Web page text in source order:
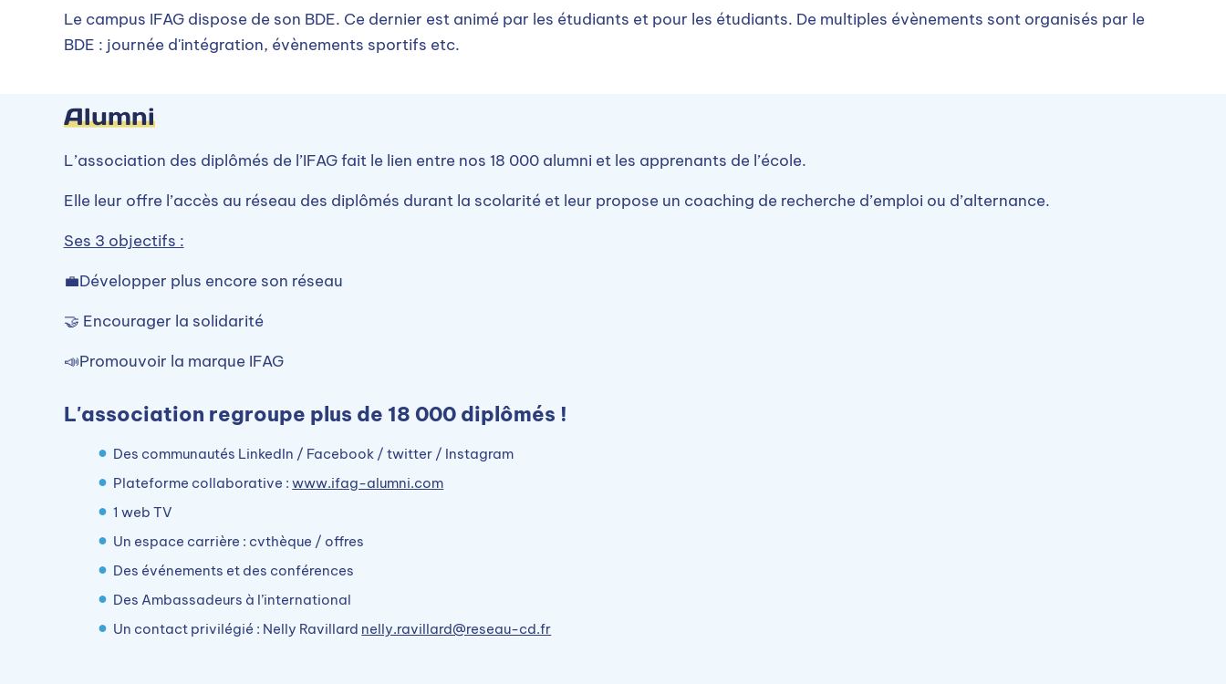
Le campus IFAG dispose de son BDE. Ce dernier est animé par les étudiants et pour les étudiants. De multiples évènements sont organisés par le
BDE : journée d'intégration, évènements sportifs etc.
Alumni
L’association des diplômés de l’IFAG fait le lien entre nos 18 000 alumni et les apprenants de l’école.
Elle leur offre l’accès au réseau des diplômés durant la scolarité et leur propose un coaching de recherche d’emploi ou d’alternance.
Ses 3 objectifs :
💼Développer plus encore son réseau
🤝 Encourager la solidarité
📣Promouvoir la marque IFAG
L'association regroupe plus de 18 000 diplômés !
Des communautés LinkedIn / Facebook / twitter / Instagram
Plateforme collaborative :www.ifag-alumni.com
1 web TV
Un espace carrière : cvthèque / offres
Des événements et des conférences
Des Ambassadeurs à l’international
Un contact privilégié : Nelly Ravillard nelly.ravillard@reseau-cd.fr